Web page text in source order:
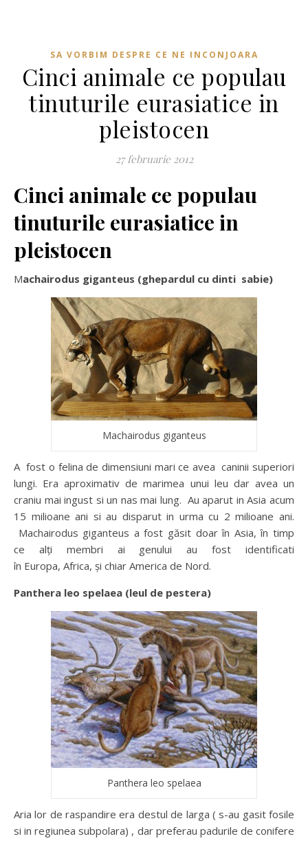
SA VORBIM DESPRE CE NE INCONJOARA
Cinci animale ce populau
tinuturile eurasiatice in
pleistocen
27 februarie 2012
Cinci animale ce populau
tinuturile eurasiatice in
pleistocen
Machairodus giganteus (ghepardul cu dinti sabie)
Machairodus giganteus
A fost o felina de dimensiuni mari ce avea caninii superiori
lungi. Era aproximativ de marimea unui leu dar avea un
craniu mai ingust si un nas mai lung. Au aparut in Asia acum
15 milioane ani si au disparut in urma cu 2 milioane ani.
Machairodus giganteus a fost găsit doar în Asia, în timp
ce alţi membri ai genului au fost identificati
în Europa, Africa, şi chiar America de Nord.
Panthera leo spelaea (leul de pestera)
Panthera leo spelaea
Aria lor de raspandire era destul de larga ( s-au gasit fosile
si in regiunea subpolara) , dar preferau padurile de conifere